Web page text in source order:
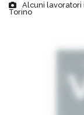
Alcuni lavoratori
Torino